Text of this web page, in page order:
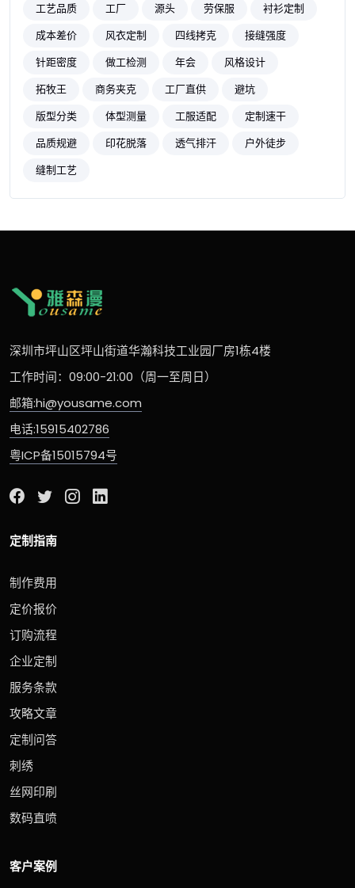
工艺品质
工厂 源头 劳保服
衬衫定制
成本差价
风衣定制 四线拷克
接缝强度
针距密度
做工检测 年会
风格设计
拓牧王
商务夹克 工厂直供
避坑
版型分类
体型测量 工服适配
定制速干
品质规避
印花脱落 透气排汗
户外徒步
缝制工艺
深圳市坪山区坪山街道华瀚科技工业园厂房1栋4楼
工作时间：09:00-21:00（周一至周日）
邮箱:hi@yousame.com
电话:15915402786
粤ICP备15015794号
定制指南
制作费用
定价报价
订购流程
企业定制
服务条款
攻略文章
定制问答
刺绣
丝网印刷
数码直喷
客户案例